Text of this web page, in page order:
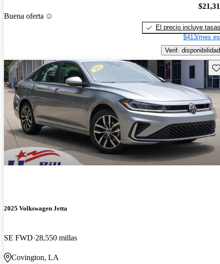
Buena oferta
El precio incluye tasas
$413/mes
Verif. disponibilidad
2025 Volkswagen Jetta
SE FWD 28,550 millas
Covington, LA